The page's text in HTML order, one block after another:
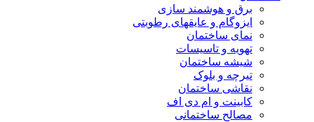
برق و هوشمند سازی
ایزوگام و عایقهای رطوبتی
نمای ساختمان
تهویه و تاسیسات
شیشه ساختمان
تیرچه و بلوک
نقاشی ساختمان
کابینت و ام دی اف
مصالح ساختمانی